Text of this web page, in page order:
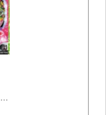
【プレミアム】時短 エキサイトモード 全回転リーチ